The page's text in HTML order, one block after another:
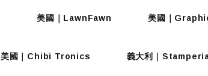
美國｜LawnFawn 美國｜
美國｜Chibi Tronics 義大利｜